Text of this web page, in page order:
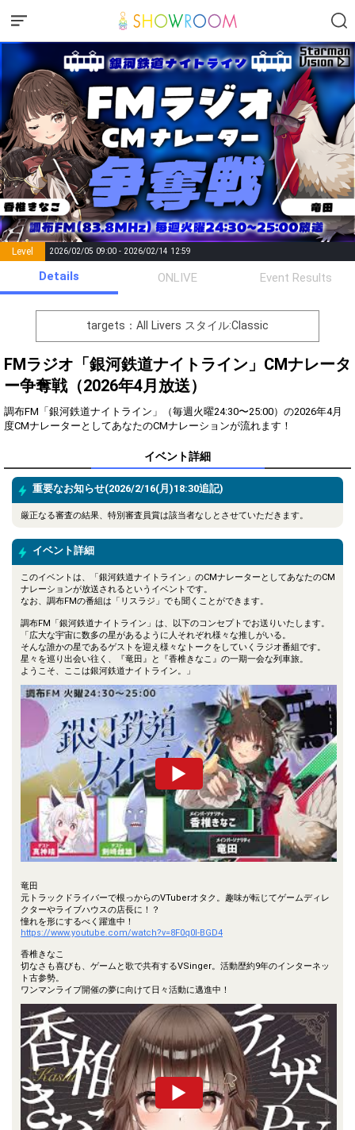
Level 2026/02/05 09:00 - 2026/02/14 12:59
Points List of Goal
number of
positions
Rema
0 Event Begins!
オリジナルアバター制作権獲
得！
Gifting
Throw gifts to the stage and join
(once a day)! You can also charge
Show Gold to purchase gifts
(available from 1 JPY)! When you
continue to send gifts to the
performer(s), the performer's
ranking go up.
To cheer on performers, you can
send them gifts.
To send performers paid items,
you must use Show Gold.
You can post comments. Please
that may offend performers or
other users.
Close
Details ONLIVE Event Results
targets：All Livers スタイル:Classic
FMラジオ「銀河鉄道ナイトライン」CMナレータ
ー争奪戦（2026年4月放送）
調布FM「銀河鉄道ナイトライン」（毎週火曜24:30〜25:00）の2026年4月
度CMナレーターとしてあなたのCMナレーションが流れます！
イベント詳細
重要なお知らせ(2026/2/16(月)18:30追記)
厳正なる審査の結果、特別審査員賞は該当者なしとさせていただきます。
イベント詳細
このイベントは、「銀河鉄道ナイトライン」のCMナレーターとしてあなたのCM
ナレーションが放送されるというイベントです。
なお、調布FMの番組は「リスラジ」でも聞くことができます。
調布FM「銀河鉄道ナイトライン」は、以下のコンセプトでお送りいたします。
「広大な宇宙に数多の星があるように人それぞれ様々な推しがいる。
そんな誰かの星であるゲストを迎え様々なトークをしていくラジオ番組です。
星々を巡り出会い往く、『竜田』と『香椎きなこ』の一期一会な列車旅。
ようこそ、ここは銀河鉄道ナイトライン。」
竜田
元トラックドライバーで根っからのVTuberオタク。趣味が転じてゲームディレ
クターやライブハウスの店長に！？
憧れを形にするべく躍進中！
https://www.youtube.com/watch?v=8F0q0l-BGD4
香椎きなこ
切なさも喜びも、ゲームと歌で共有するVSinger。活動歴約9年のインターネッ
ト古参勢。
ワンマンライブ開催の夢に向けて日々活動に邁進中！